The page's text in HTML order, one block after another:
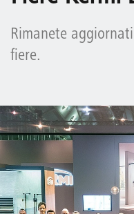
Rimanete
fiere.